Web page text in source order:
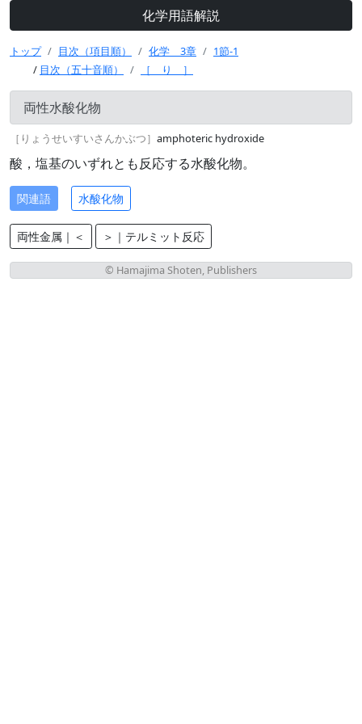
化学用語解説
トップ 目次（項目順） 化学 3章
1節-1
/ 目次（五十音順） ［ り ］
両性水酸化物
［りょうせいすいさんかぶつ］ amphoteric hydroxide
酸，塩基のいずれとも反応する水酸化物。
関連語 水酸化物
両性金属｜＜ ＞｜テルミット反応
© Hamajima Shoten, Publishers